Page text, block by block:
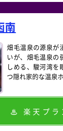
南
畑毛温泉の源泉が
いが、畑毛温泉の
しめる、駿河湾を
つ隠れ家的な温泉ホ
楽天プラ